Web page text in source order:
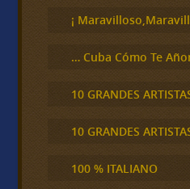
¡
… Cuba Cómo Te
10 GRANDES
10 GRANDES
100 % ITALIANO